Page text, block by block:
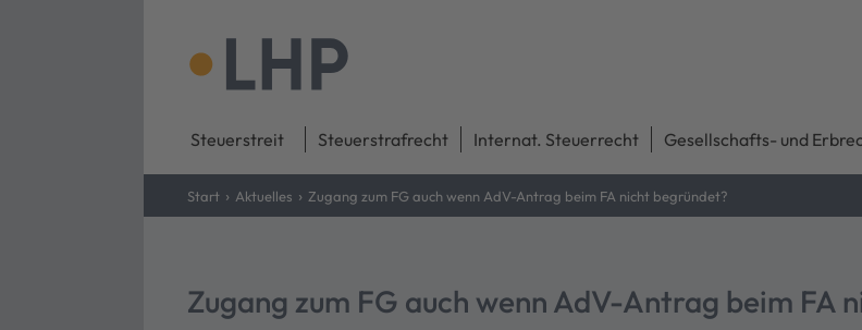
Steuerstreit Steuerstrafrecht Internat. Steuerrecht Gesellschafts- und
Start › Aktuelles › Zugang zum FG auch wenn AdV-Antrag beim FA nicht begründet?
Zugang zum FG auch wenn AdV-Antrag beim FA